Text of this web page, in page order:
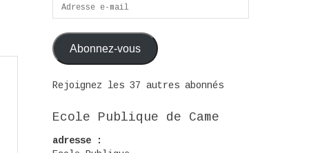
Adresse
e-
mail
Abonnez-vous
Rejoignez les 37 autres abonnés
Ecole Publique de Came
adresse :